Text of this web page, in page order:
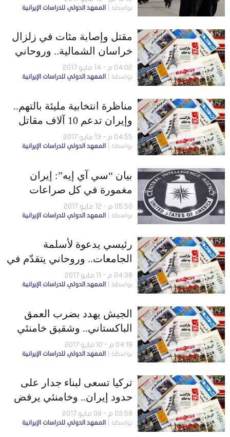
بواسطة المعهد الدولي للدراسات الإيرانية
مقتل وإصابة مئات في زلزال
خراسان الشمالية.. وروحاني
ورئيسي يطالبان بمناظرة
ثنائية
04:02 م - 14 مايو 2017
بواسطة المعهد الدولي للدراسات الإيرانية
مناظرة انتخابية مليئة بالتهم..
وإيران تدعم 10 آلاف مقاتل
أجنبي في سوريا
04:55 م - 13 مايو 2017
بواسطة المعهد الدولي للدراسات الإيرانية
بيان “سي آي إيه”: إيران
مغمورة في كل صراعات
المنطقة
05:50 م - 12 مايو 2017
بواسطة المعهد الدولي للدراسات الإيرانية
رئيسي يدعوة لأسلمة
الجامعات.. وروحاني يتقدّم في
استطلاعات الرأي
04:38 م - 11 مايو 2017
بواسطة المعهد الدولي للدراسات الإيرانية
الجيش يهدد بضرب العمق
الباكستاني.. وشقيق خامنئي
يدعم روحاني
04:19 م - 10 مايو 2017
بواسطة المعهد الدولي للدراسات الإيرانية
تركيا تسعى لبناء جدار على
حدود إيران.. وخامنئي يرفض
رفع الإقامة الجبرية
03:58 م - 09 مايو 2017
بواسطة المعهد الدولي للدراسات الإيرانية